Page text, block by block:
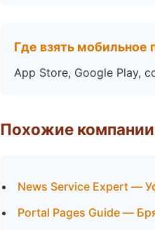
Где взять мобильное
App Store, Google Play,
Похожие
News Service Expert —
Portal Pages Guide —